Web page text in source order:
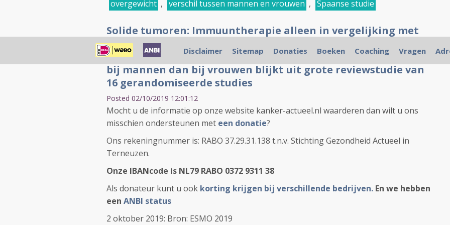
overgewicht , verschil tussen mannen en vrouwen , Spaanse studie
Solide tumoren: Immuuntherapie alleen in vergelijking met
immuuntherapie samen met chemotherapie bij
kankerpatienten met solide tumoren geeft betere resultaten
bij mannen dan bij vrouwen blijkt uit grote reviewstudie van
16 gerandomiseerde studies
Posted 02/10/2019 12:01:12
Mocht u de informatie op onze website kanker-actueel.nl waarderen dan wilt u ons
misschien ondersteunen met een donatie?
Ons rekeningnummer is: RABO 37.29.31.138 t.n.v. Stichting Gezondheid Actueel in
Terneuzen.
Onze IBANcode is NL79 RABO 0372 9311 38
Als donateur kunt u ook korting krijgen bij verschillende bedrijven. En we hebben
een ANBI status
2 oktober 2019: Bron: ESMO 2019
Disclaimer Sitemap Donaties Boeken Coaching Vragen